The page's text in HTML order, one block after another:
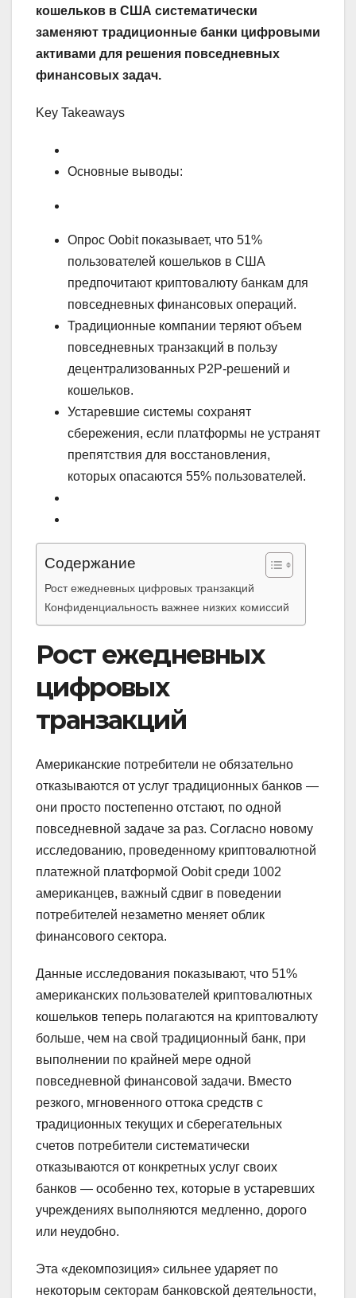
кошельков в США систематически
заменяют традиционные банки цифровыми
активами для решения повседневных
финансовых задач.
Key Takeaways
Основные выводы:
Опрос Oobit показывает, что 51%
пользователей кошельков в США
предпочитают криптовалюту банкам для
повседневных финансовых операций.
Традиционные компании теряют объем
повседневных транзакций в пользу
децентрализованных P2P-решений и
кошельков.
Устаревшие системы сохранят
сбережения, если платформы не устранят
препятствия для восстановления,
которых опасаются 55% пользователей.
Содержание
Рост ежедневных цифровых транзакций
Конфиденциальность важнее низких комиссий
Рост ежедневных
цифровых
транзакций
Американские потребители не обязательно
отказываются от услуг традиционных банков —
они просто постепенно отстают, по одной
повседневной задаче за раз. Согласно новому
исследованию, проведенному криптовалютной
платежной платформой Oobit среди 1002
американцев, важный сдвиг в поведении
потребителей незаметно меняет облик
финансового сектора.
Данные исследования показывают, что 51%
американских пользователей криптовалютных
кошельков теперь полагаются на криптовалюту
больше, чем на свой традиционный банк, при
выполнении по крайней мере одной
повседневной финансовой задачи. Вместо
резкого, мгновенного оттока средств с
традиционных текущих и сберегательных
счетов потребители систематически
отказываются от конкретных услуг своих
банков — особенно тех, которые в устаревших
учреждениях выполняются медленно, дорого
или неудобно.
Эта «декомпозиция» сильнее ударяет по
некоторым секторам банковской деятельности,